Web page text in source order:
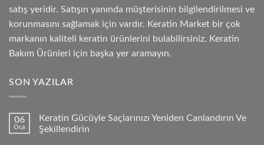
satış yeridir. Satışın yanında müşterisinin bilgilendirilmesi ve
korunmasını sağlamak için vardır. Keratin Market bir çok
markanın kaliteli keratin ürünlerini bulabilirsiniz. Keratin
Bakım Ürünleri için başka yer aramayın.
SON YAZILAR
06
Oca
Keratin Gücüyle Saçlarınızı Yeniden Canlandırın Ve
Şekillendirin